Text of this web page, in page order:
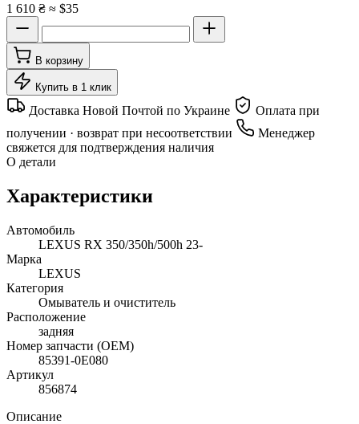
1 610 ₴ ≈ $35
В корзину
Купить в 1 клик
Доставка Новой Почтой по Украине
Оплата при
получении · возврат при несоответствии
Менеджер
свяжется для подтверждения наличия
О детали
Характеристики
Автомобиль
LEXUS RX 350/350h/500h 23-
Марка
LEXUS
Категория
Омыватель и очиститель
Расположение
задняя
Номер запчасти (OEM)
85391-0E080
Артикул
856874
Описание